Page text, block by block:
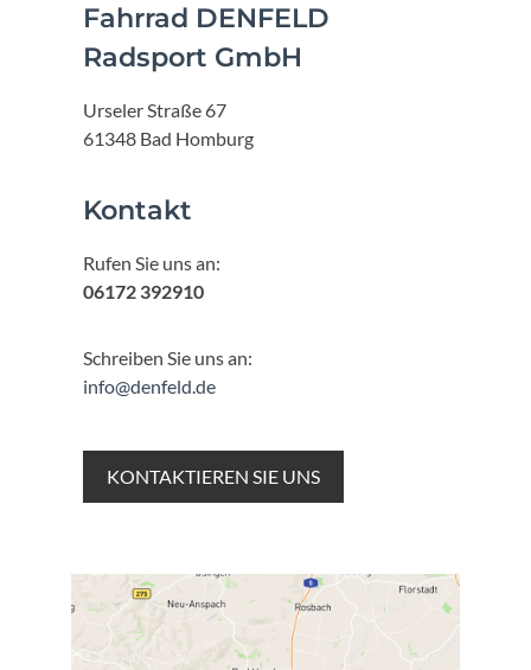
Fahrrad DENFELD
Radsport GmbH
Urseler Straße 67
61348 Bad Homburg
Kontakt
Rufen Sie uns an:
06172 392910
Schreiben Sie uns an:
info@denfeld.de
KONTAKTIEREN SIE UNS